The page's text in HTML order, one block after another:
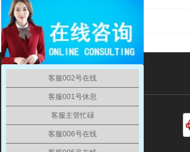
BVI ILP公司注册
客服002号在线
客服001号休息
客服主管忙碌
客服006号在线